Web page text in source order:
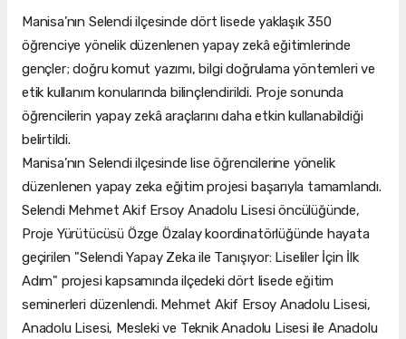
Manisa’nın Selendi ilçesinde dört lisede yaklaşık 350
öğrenciye yönelik düzenlenen yapay zekâ eğitimlerinde
gençler; doğru komut yazımı, bilgi doğrulama yöntemleri ve
etik kullanım konularında bilinçlendirildi. Proje sonunda
öğrencilerin yapay zekâ araçlarını daha etkin kullanabildiği
belirtildi.
Manisa’nın Selendi ilçesinde lise öğrencilerine yönelik
düzenlenen yapay zeka eğitim projesi başarıyla tamamlandı.
Selendi Mehmet Akif Ersoy Anadolu Lisesi öncülüğünde,
Proje Yürütücüsü Özge Özalay koordinatörlüğünde hayata
geçirilen "Selendi Yapay Zeka ile Tanışıyor: Liseliler İçin İlk
Adım" projesi kapsamında ilçedeki dört lisede eğitim
seminerleri düzenlendi. Mehmet Akif Ersoy Anadolu Lisesi,
Anadolu Lisesi, Mesleki ve Teknik Anadolu Lisesi ile Anadolu